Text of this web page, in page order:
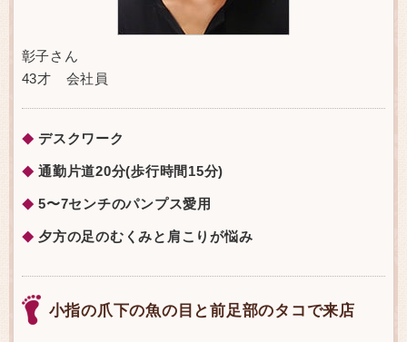
彰子さん
43才 会社員
◆ デスクワーク
◆ 通勤片道20分(歩行時間15分)
◆ 5〜7センチのパンプス愛用
◆ 夕方の足のむくみと肩こりが悩み
小指の爪下の魚の目と前足部のタコで来店